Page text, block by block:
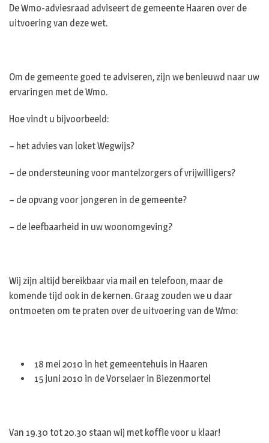
De Wmo-adviesraad adviseert de gemeente Haaren over de
uitvoering van deze wet.
Om de gemeente goed te adviseren, zijn we benieuwd naar uw
ervaringen met de Wmo.
Hoe vindt u bijvoorbeeld:
– het advies van loket Wegwijs?
– de ondersteuning voor mantelzorgers of vrijwilligers?
– de opvang voor jongeren in de gemeente?
– de leefbaarheid in uw woonomgeving?
Wij zijn altijd bereikbaar via mail en telefoon, maar de
komende tijd ook in de kernen. Graag zouden we u daar
ontmoeten om te praten over de uitvoering van de Wmo:
18 mei 2010 in het gemeentehuis in Haaren
15 juni 2010 in de Vorselaer in Biezenmortel
Van 19.30 tot 20.30 staan wij met koffie voor u klaar!